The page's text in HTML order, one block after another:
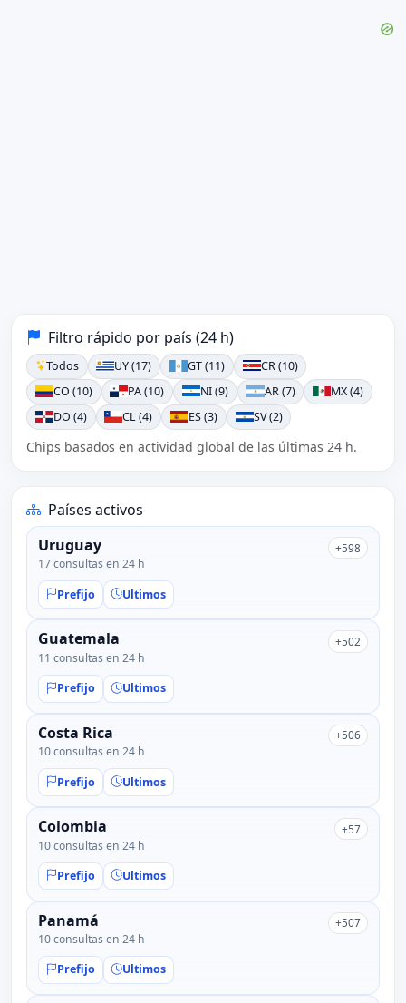
Filtro rápido por país (24 h)
Todos UY (17) GT (11)
CR (10)
CO (10)
PA (10) NI (9) AR (7)
MX (4)
DO (4)
CL (4) ES (3) SV (2)
Chips basados en actividad global de las últimas 24 h.
Países activos
Uruguay
17 consultas en 24 h
+598
Prefijo Ultimos
Guatemala
11 consultas en 24 h
+502
Prefijo Ultimos
Costa Rica
10 consultas en 24 h
+506
Prefijo Ultimos
Colombia
10 consultas en 24 h
+57
Prefijo Ultimos
Panamá
10 consultas en 24 h
+507
Prefijo Ultimos